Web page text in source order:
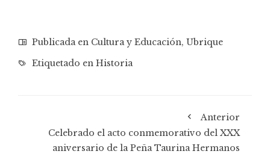
Publicada en Cultura y Educación, Ubrique
Etiquetado en Historia
Anterior
Celebrado el acto conmemorativo del XXX
aniversario de la Peña Taurina Hermanos